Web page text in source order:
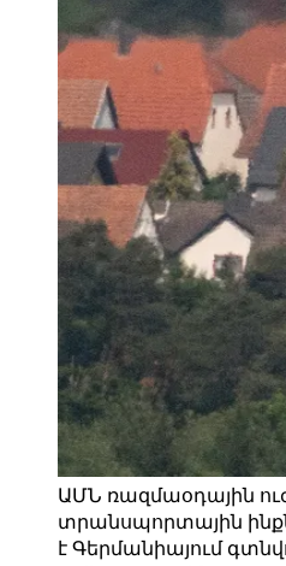
ԱՄՆ ռազմաօդային
տրանսպորտային
է Գերմանիայում